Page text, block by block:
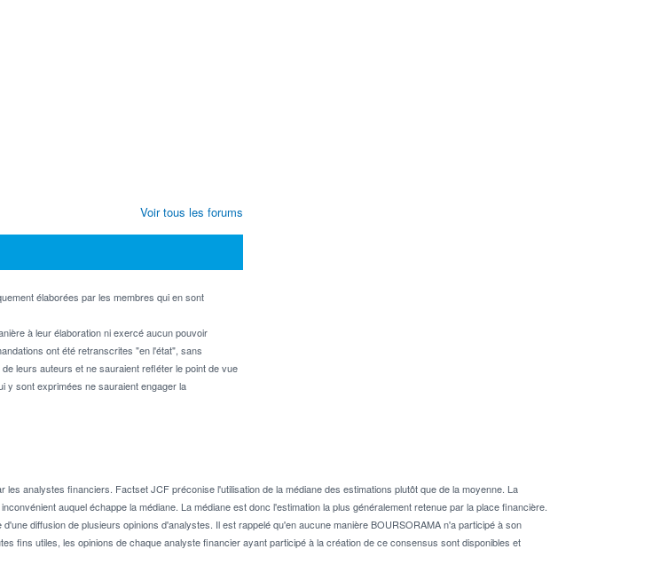
élaborées par les membres qui en sont
à leur élaboration ni exercé aucun pouvoir
ont été retranscrites "en l'état", sans
leurs auteurs et ne sauraient refléter le point de vue
y sont exprimées ne sauraient engager la
Voir tous les forums
analystes financiers. Factset JCF préconise l'utilisation de la médiane des estimations plutôt que de la moyenne. La
auquel échappe la médiane. La médiane est donc l'estimation la plus généralement retenue par la place financière.
diffusion de plusieurs opinions d'analystes. Il est rappelé qu'en aucune manière BOURSORAMA n'a participé à son
fins utiles, les opinions de chaque analyste financier ayant participé à la création de ce consensus sont disponibles et